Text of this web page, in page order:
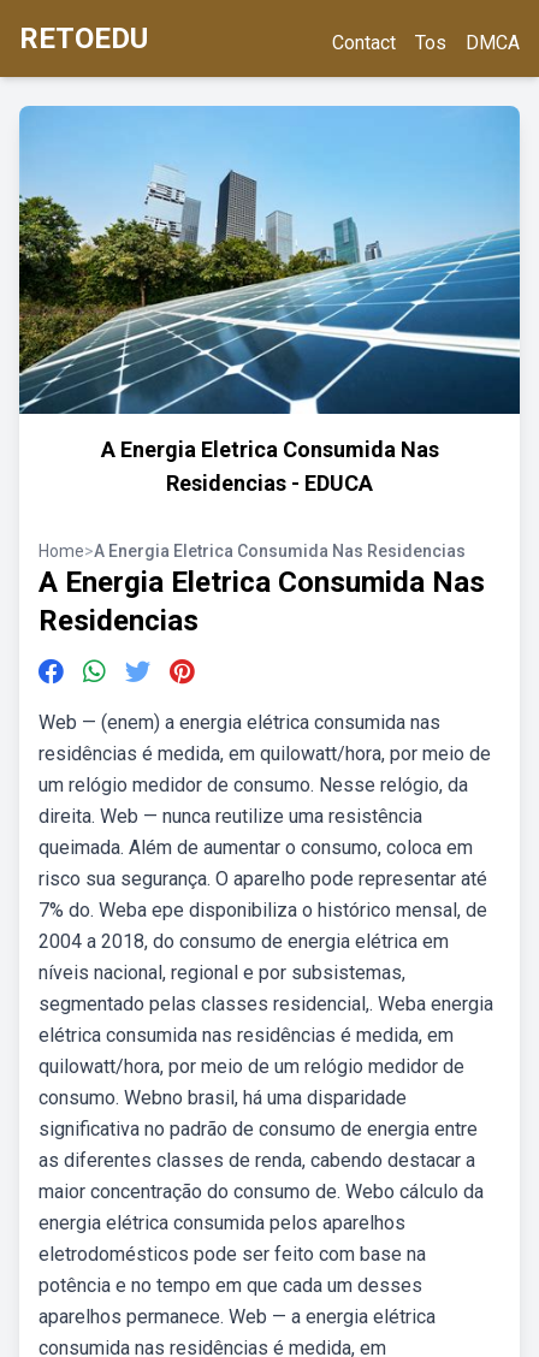
RETOEDU Contact Tos DMCA
A Energia Eletrica Consumida Nas
Residencias - EDUCA
Home>A Energia Eletrica Consumida Nas Residencias
A Energia Eletrica Consumida Nas
Residencias
Web — (enem) a energia elétrica consumida nas
residências é medida, em quilowatt/hora, por meio de
um relógio medidor de consumo. Nesse relógio, da
direita. Web — nunca reutilize uma resistência
queimada. Além de aumentar o consumo, coloca em
risco sua segurança. O aparelho pode representar até
7% do. Weba epe disponibiliza o histórico mensal, de
2004 a 2018, do consumo de energia elétrica em
níveis nacional, regional e por subsistemas,
segmentado pelas classes residencial,. Weba energia
elétrica consumida nas residências é medida, em
quilowatt/hora, por meio de um relógio medidor de
consumo. Webno brasil, há uma disparidade
significativa no padrão de consumo de energia entre
as diferentes classes de renda, cabendo destacar a
maior concentração do consumo de. Webo cálculo da
energia elétrica consumida pelos aparelhos
eletrodomésticos pode ser feito com base na
potência e no tempo em que cada um desses
aparelhos permanece. Web — a energia elétrica
consumida nas residências é medida, em